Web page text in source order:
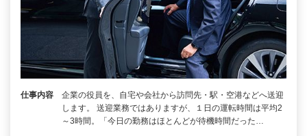
仕事内容
企業の役員を、自宅や会社から訪問先・駅・空港などへ送迎
します。 送迎業務ではありますが、１日の運転時間は平均2
～3時間。「今日の勤務はほとんどが待機時間だった…